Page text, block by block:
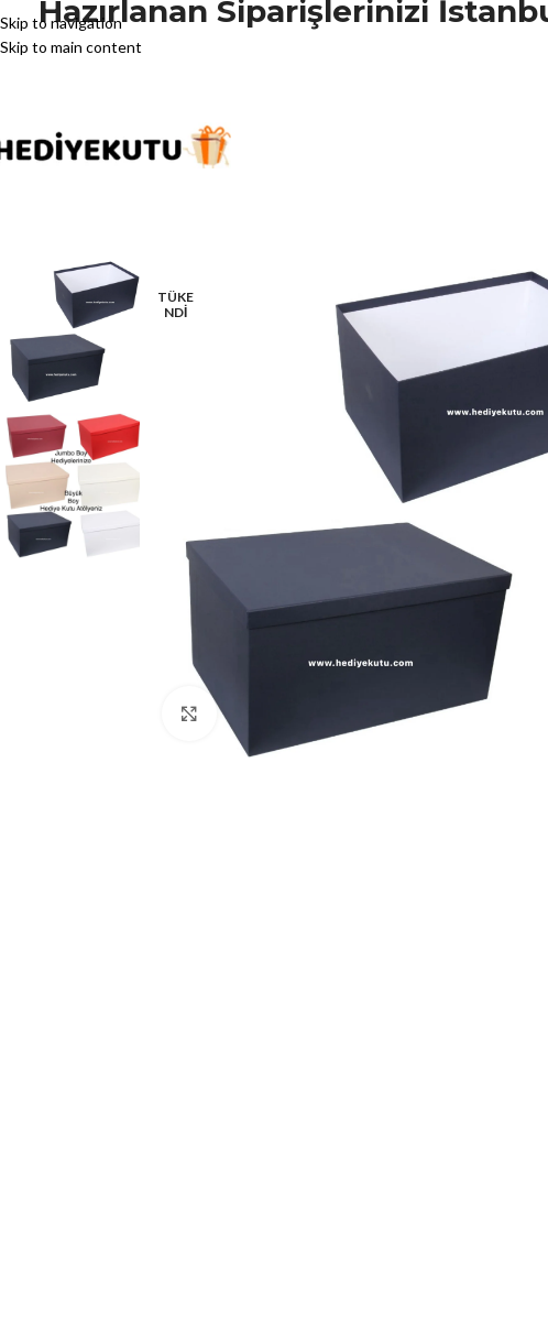
Skip to navigation
Skip to main content
Hazırlanan Siparişlerinizi
TÜKE
NDİ
Click to enlarge